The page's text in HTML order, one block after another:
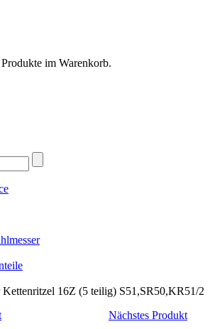
im Warenkorb.
Kettenritzel 16Z (5 teilig) S51,SR50,KR51/2
Nächstes Produkt